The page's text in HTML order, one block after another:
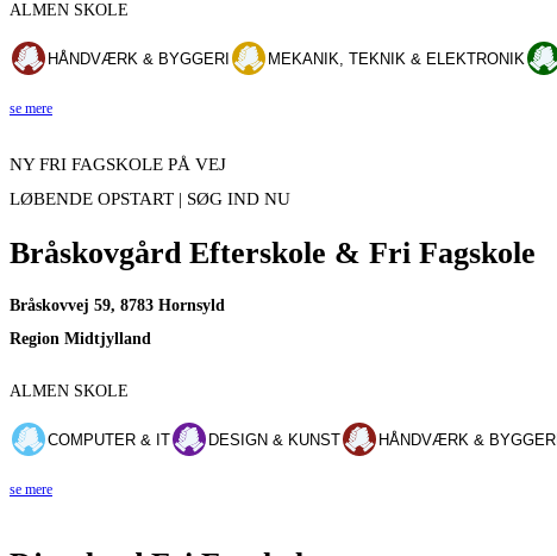
ALMEN SKOLE
HÅNDVÆRK & BYGGERI MEKANIK, TEKNIK & ELEKTRONIK
se mere
NY FRI FAGSKOLE PÅ VEJ
LØBENDE OPSTART | SØG IND NU
Bråskovgård Efterskole & Fri Fagskole
Bråskovvej 59, 8783 Hornsyld
Region Midtjylland
ALMEN SKOLE
COMPUTER & IT DESIGN & KUNST HÅNDVÆRK & BYGGERI
se mere